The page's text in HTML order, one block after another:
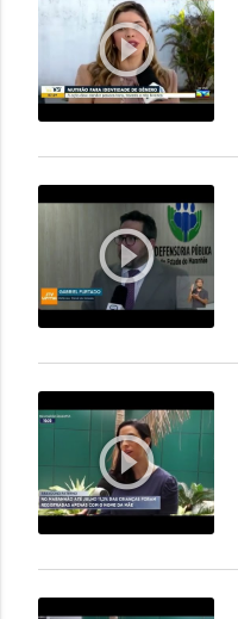
play_circle_outline
play_circle_outline
play_circle_outline